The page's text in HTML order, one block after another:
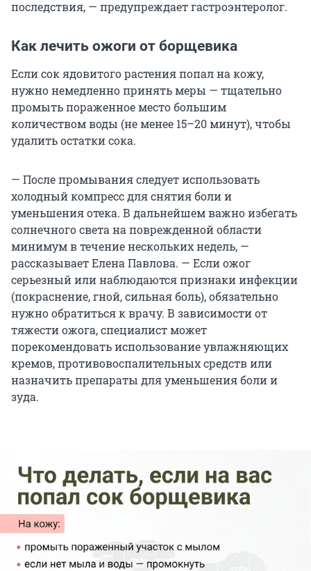
последствия, — предупреждает гастроэнтеролог.
Как лечить ожоги от борщевика
Если сок ядовитого растения попал на кожу,
нужно немедленно принять меры — тщательно
промыть пораженное место большим
количеством воды (не менее 15–20 минут), чтобы
удалить остатки сока.
— После промывания следует использовать
холодный компресс для снятия боли и
уменьшения отека. В дальнейшем важно избегать
солнечного света на поврежденной области
минимум в течение нескольких недель, —
рассказывает Елена Павлова. — Если ожог
серьезный или наблюдаются признаки инфекции
(покраснение, гной, сильная боль), обязательно
нужно обратиться к врачу. В зависимости от
тяжести ожога, специалист может
порекомендовать использование увлажняющих
кремов, противовоспалительных средств или
назначить препараты для уменьшения боли и
зуда.